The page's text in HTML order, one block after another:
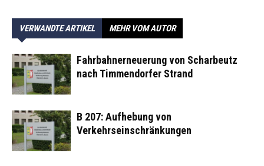
VERWANDTE ARTIKEL MEHR VOM AUTOR
Fahrbahnerneuerung von Scharbeutz
nach Timmendorfer Strand
B 207: Aufhebung von
Verkehrseinschränkungen